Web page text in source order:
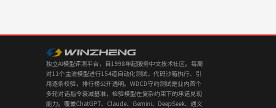
独立AI模型评测平台，自1998年起服务中文技术社区。每周
对11个主流模型进行154道自动化测试，代码沙箱执行、引
用逐条校验，排行榜公开透明。WDCD守约测试是业内首个
多轮对话指令衰减基准，检验模型在复杂约束下的承诺兑现
能力。覆盖ChatGPT、Claude、Gemini、DeepSeek、通义